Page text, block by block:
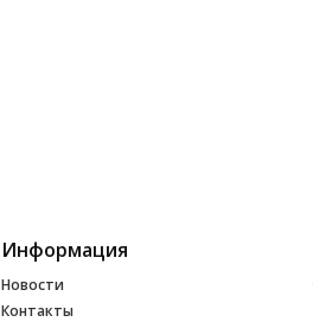
Информация
Новости
Контакты